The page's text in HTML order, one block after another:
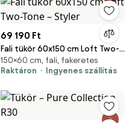
69 190 Ft
Fali tükör 60x150 cm Loft Two-
Tone – Styler
150×60 cm, fali, fakeretes
Raktáron
Ingyenes szállítás